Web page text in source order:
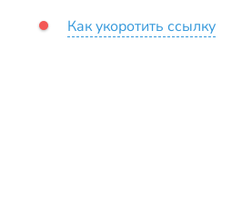
Как укоротить ссылку